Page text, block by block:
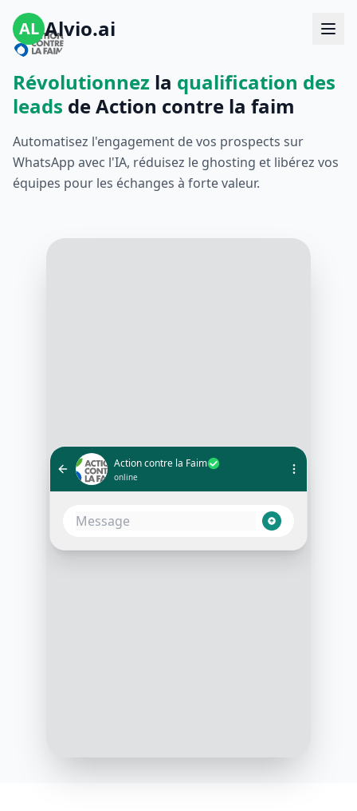
AL Alvio.ai
Révolutionnez la qualification des
leads de Action contre la faim
Automatisez l'engagement de vos prospects sur
WhatsApp avec l'IA, réduisez le ghosting et libérez vos
équipes pour les échanges à forte valeur.
Action contre la Faim
online
Bonjour Claire, merci pour votre
signature de la pétition Action
contre la Faim. Votre mobilisation